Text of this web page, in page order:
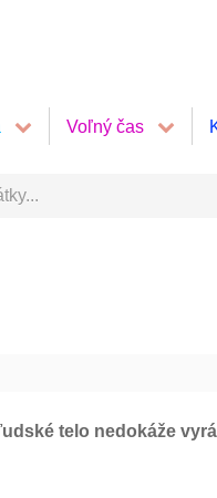
Voľný čas
telo nedokáže